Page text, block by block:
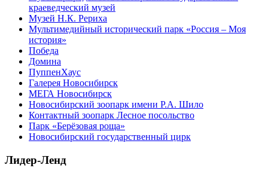
краеведческий музей
Музей Н.К. Рериха
Мультимедийный исторический парк «Россия – Моя
история»
Победа
Домина
ПуппенХаус
Галерея Новосибирск
МЕГА Новосибирск
Новосибирский зоопарк имени Р.А. Шило
Контактный зоопарк Лесное посольство
Парк «Берёзовая роща»
Новосибирский государственный цирк
Лидер-Ленд